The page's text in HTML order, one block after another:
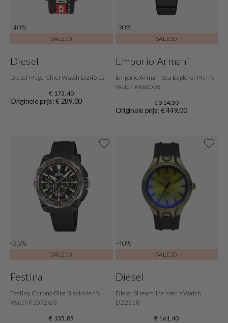
-40%
SALE10
Diesel
Diesel Mega Chief Watch DZ4512
€ 173,40
Originele prijs: € 289,00
-30%
SALE10
Emporio Armani
Emporio Armani Sea Explorer Men's
Watch AR60078
€ 314,30
Originele prijs: € 449,00
-35%
SALE10
Festina
Festina Chrono Bike Black Men's
Watch F20726/3
€ 135,85
-40%
SALE10
Diesel
Diesel Streamline Men's Watch
DZ2218
€ 161,40